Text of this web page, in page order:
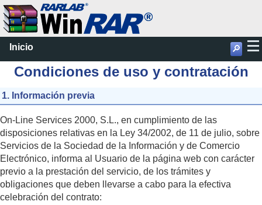
Inicio 🔎
Condiciones de uso y contratación
1. Información previa
On-Line Services 2000, S.L., en cumplimiento de las
disposiciones relativas en la Ley 34/2002, de 11 de julio, sobre
Servicios de la Sociedad de la Información y de Comercio
Electrónico, informa al Usuario de la página web con carácter
previo a la prestación del servicio, de los trámites y
obligaciones que deben llevarse a cabo para la efectiva
celebración del contrato: